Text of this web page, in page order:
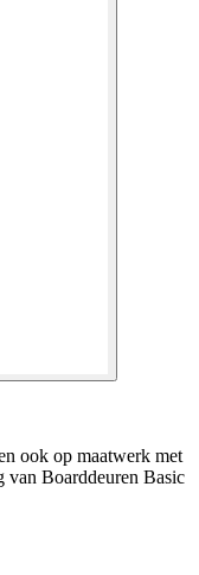
ook op maatwerk met
Boarddeuren Basic